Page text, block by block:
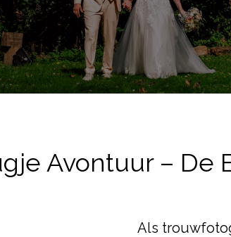
Avontuur – De
Als